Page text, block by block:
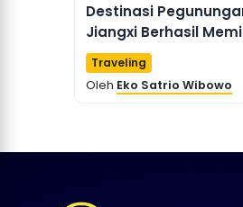
Destinasi
Jiangxi Berhasil
Wisatawan
dengan Kesejukan
Traveling
Oleh Eko Satrio Wibowo